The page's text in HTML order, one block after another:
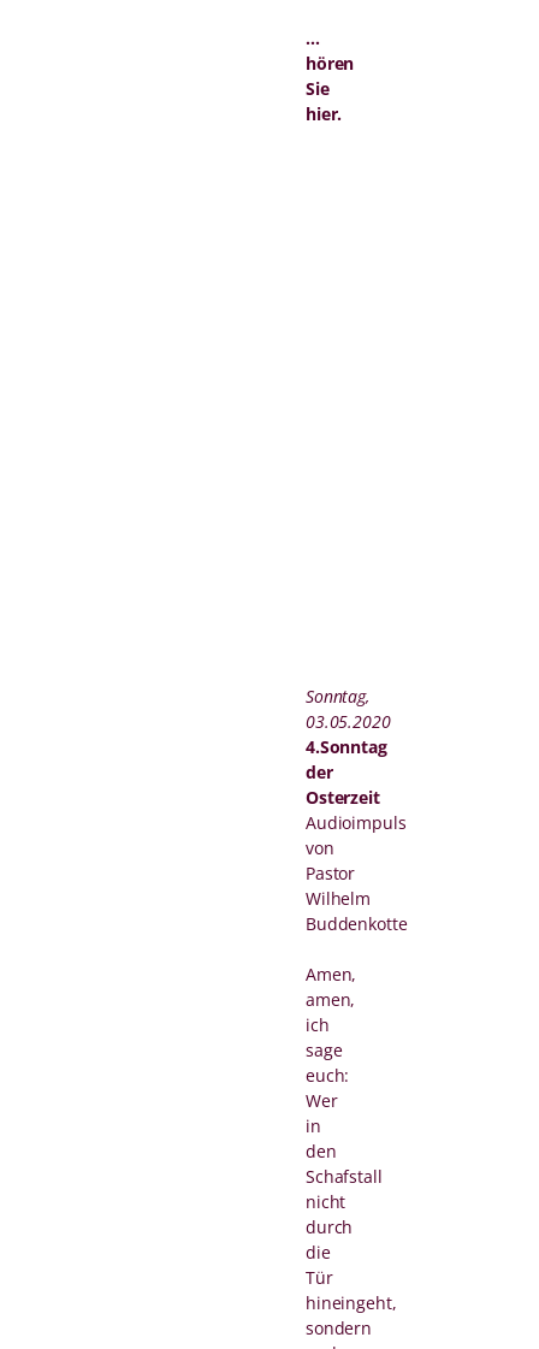
...
hören
Sie
hier.
Sonntag,
03.05.2020
4.Sonntag
der
Osterzeit
Audioimpuls
von
Pastor
Wilhelm
Buddenkotte
Amen,
amen,
ich
sage
euch:
Wer
in
den
Schafstall
nicht
durch
die
Tür
hineingeht,
sondern